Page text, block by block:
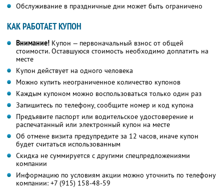
Обслуживание в праздничные дни может быть ограничено
КАК РАБОТАЕТ КУПОН
Внимание! Купон — первоначальный взнос от общей
стоимости. Оставшуюся стоимость необходимо доплатить на
месте
Купон действует на одного человека
Можно купить неограниченное количество купонов
Каждым купоном можно воспользоваться только один раз
Запишитесь по телефону, сообщите номер и код купона
Предъявите паспорт или водительское удостоверение и
распечатанный или электронный купон на месте
Об отмене визита предупредите за 12 часов, иначе купон
будет считаться использованным
Скидка не суммируется с другими спецпредложениями
компании
Информацию по условиям акции можно уточнить по телефону
компании: +7 (915) 158-48-59